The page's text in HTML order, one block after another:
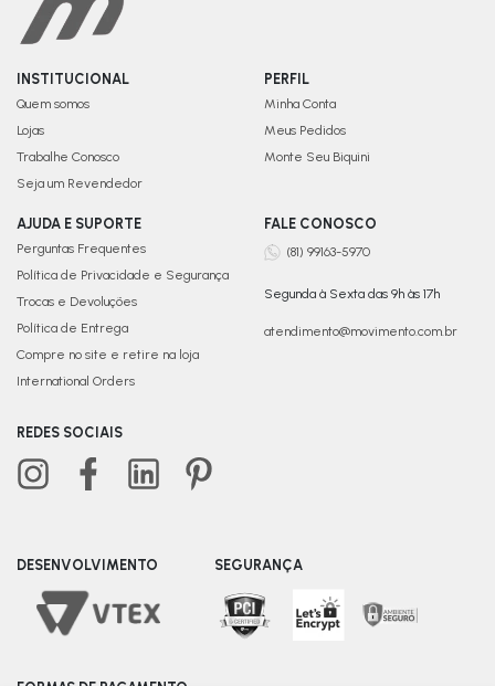
INSTITUCIONAL
Quem somos
Lojas
Trabalhe Conosco
Seja um Revendedor
PERFIL
Minha Conta
Meus Pedidos
Monte Seu Biquini
AJUDA E SUPORTE
Perguntas Frequentes
Política de Privacidade e Segurança
Trocas e Devoluções
Política de Entrega
Compre no site e retire na loja
International Orders
FALE CONOSCO
(81) 99163-5970
Segunda à Sexta das 9h às 17h
atendimento@movimento.com.br
REDES SOCIAIS
DESENVOLVIMENTO SEGURANÇA